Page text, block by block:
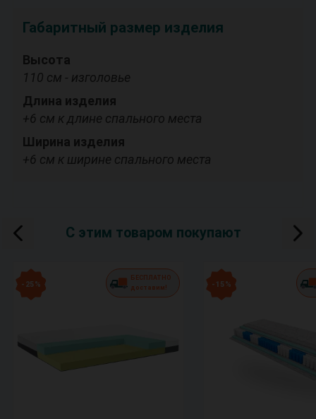
Габаритный размер изделия
Высота
110 см - изголовье
Длина изделия
+6 см к длине спального места
Ширина изделия
+6 см к ширине спального места
С этим товаром покупают
- 25 %
БЕСПЛАТНО
доставим!
- 15 %